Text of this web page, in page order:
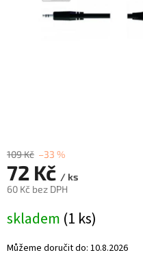
109 Kč –33 %
72 Kč / ks
60 Kč bez DPH
cena:
skladem (1 ks)
Můžeme doručit do: 10.8.2026